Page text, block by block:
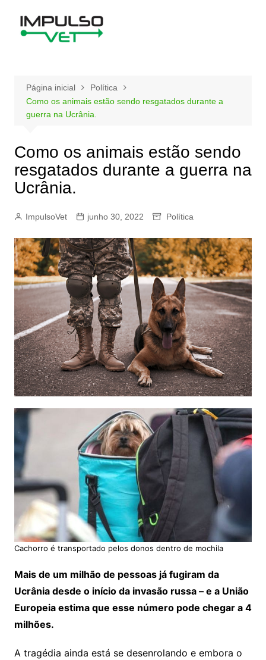
Página inicial
Política
Como os animais estão sendo resgatados durante a
guerra na Ucrânia.
Como os animais estão sendo
resgatados durante a guerra na
Ucrânia.
ImpulsoVet junho 30, 2022 Política
Cachorro é transportado pelos donos dentro de mochila
Mais de um milhão de pessoas já fugiram da
Ucrânia desde o início da invasão russa – e a União
Europeia estima que esse número pode chegar a 4
milhões.
A tragédia ainda está se desenrolando e embora o